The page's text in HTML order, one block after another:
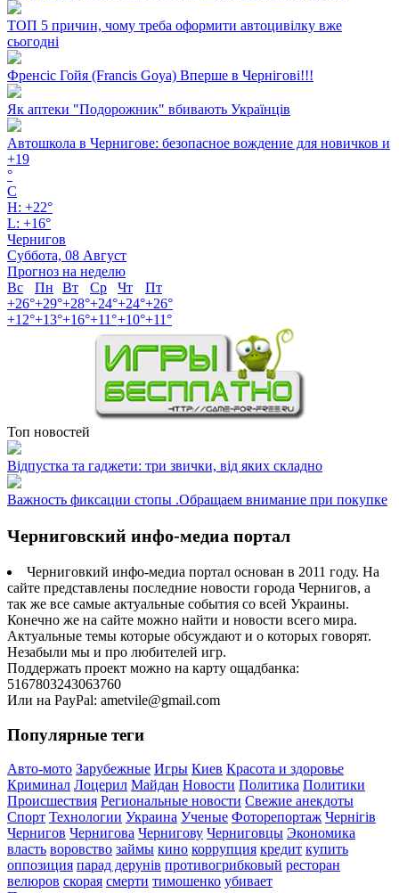
ТОП 5 причин, чому треба оформити автоцивілку вже
сьогодні
Френсіс Гойя (Francis Goya) Вперше в Чернігові!!!
Як аптеки "Подорожник" вбивають Українців
Автошкола в Чернигове: безопасное вождение для новичков и
+19
°
C
H: +22°
L: +16°
Чернигов
Суббота, 08 Август
Прогноз на неделю
Вс
Пн Вт Ср Чт
Пт
+26°+29°+28°+24°+24°+26°
+12°+13°+16°+11°+10°+11°
Топ новостей
Відпустка та гаджети: три звички, від яких складно
Важность фиксации стопы .Обращаем внимание при покупке
Черниговский инфо-медиа портал
Черниговкий инфо-медиа портал основан в 2011 году. На
сайте представлены последние новости города Чернигов, а
так же все самые актуальные события со всей Украины.
Конечно же на сайте можно найти и новости всего мира.
Актуальные темы которые обсуждают и о которых говорят.
Незабыли мы и про любителей игр.
Поддержать проект можно на карту ощадбанка:
5167803243063760
Или на PayPal: ametvile@gmail.com
Популярные теги
Авто-мото Зарубежные Игры Киев Красота и здоровье
Криминал Лоцерил Майдан Новости Политика Политики
Происшествия Региональные новости Свежие анекдоты
Спорт Технологии Украина Ученые Фоторепортаж Чернігів
Чернигов Чернигова Чернигову Черниговцы Экономика
власть воровство займы кино коррупция кредит купить
оппозиция парад дерунів противогрибковый ресторан
велюров скорая смерти тимошенко убивает